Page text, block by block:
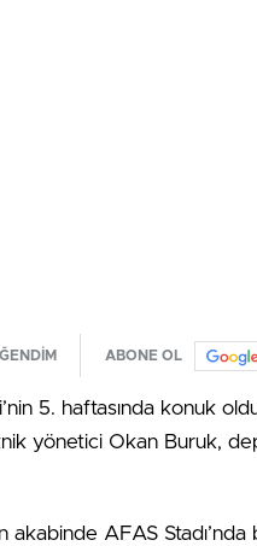
ABONE OL
5. haftasında konuk
yönetici Okan Buruk,
AFAS Stadı’nda